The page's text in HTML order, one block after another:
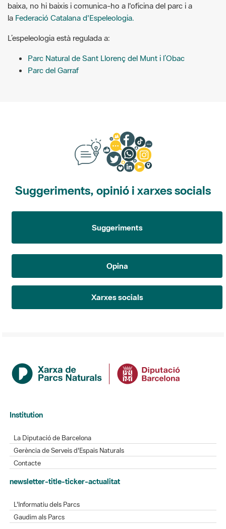
baixa, no hi baixis i comunica-ho a l'oficina del parc i a
la Federació Catalana d'Espeleologia.
L’espeleologia està regulada a:
Parc Natural de Sant Llorenç del Munt i l’Obac
Parc del Garraf
Suggeriments, opinió i xarxes socials
Suggeriments
Opina
Xarxes socials
Institution
La Diputació de Barcelona
Gerència de Serveis d'Espais Naturals
Contacte
newsletter-title-ticker-actualitat
L'Informatiu dels Parcs
Gaudim als Parcs